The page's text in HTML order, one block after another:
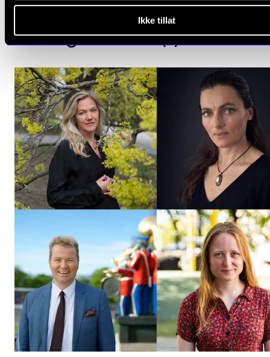
Ikke tillat
Arrangementer (1)